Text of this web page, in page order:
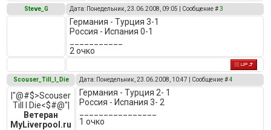
Steve_G Дата: Понедельник, 23.06.2008, 09:05 | Сообщение #3
Германия - Турция 3-1
Россия - Испания 0-1
2 очко
Scouser_Till_I_Die Дата: Понедельник, 23.06.2008, 10:47 | Сообщение #4
|"@#$>Scouser
Till I Die<$#@"|
Ветеран
MyLiverpool.ru
Германия - Турция 2- 1
Россия - Испания 3- 2
1 очко